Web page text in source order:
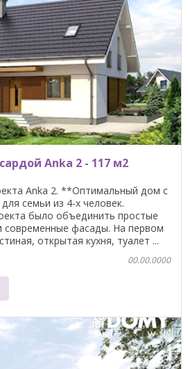
Anka 2 - 117 м2
Anka 2. **Оптимальный дом с
семьи из 4-х человек.
было объединить простые
современные фасады. На первом
открытая кухня, туалет ...
00.00.0000